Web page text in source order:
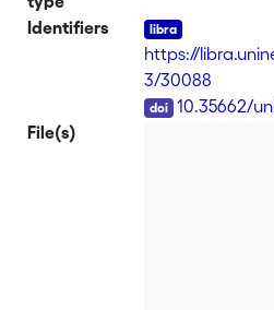
rhétorique de
éleveurs laitiers
moyens de
redéfinition de
l’étude de ces
et de
Identifiers
https://
3/30088
10.35662/
File(s)